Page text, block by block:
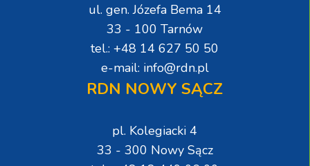
ul. gen. Józefa Bema 14
33 - 100 Tarnów
tel.: +48 14 627 50 50
e-mail: info@rdn.pl
RDN NOWY SĄCZ
pl. Kolegiacki 4
33 - 300 Nowy Sącz